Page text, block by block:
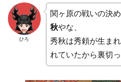
ひろ
関ヶ原の戦いの決
秋やな、
秀秋は秀頼が生ま
れていたから裏切